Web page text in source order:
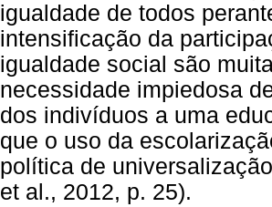
igualdade de todos
intensificação da
igualdade social são
necessidade impiedosa
dos indivíduos a uma
que o uso da
política de
et al., 2012, p. 25).